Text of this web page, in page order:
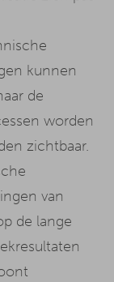
kunnen
de
worden
zichtbaar.
van
de lange